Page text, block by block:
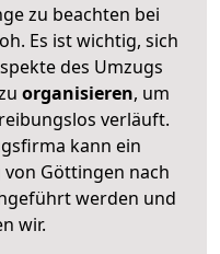
zu beachten bei
Es ist wichtig, sich
des Umzugs
organisieren, um
verläuft.
kann ein
Göttingen nach
werden und
wir.